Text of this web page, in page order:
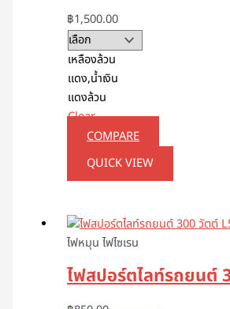
฿1,500.00
เหลืองล้วน
แดง,น้ำเงิน
แดงล้วน
Clear
COMPARE
QUICK VIEW
ไฟหมุน ไฟไซเรน
ไฟสปอร์ตไลท์รถยนต์